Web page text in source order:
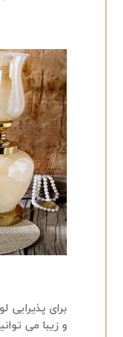
برای
و زیبا می